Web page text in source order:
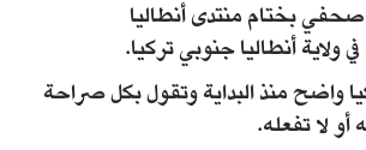
بختام منتدى أنطاليا
ولاية أنطاليا جنوبي تركيا.
واضح منذ البداية وتقول بكل صراحة
أو لا تفعله.